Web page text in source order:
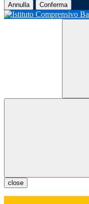
Annulla Conferma
close